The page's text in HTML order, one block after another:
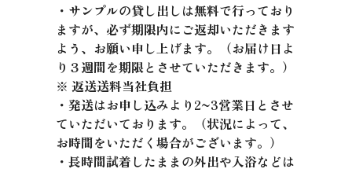
・サンプルの貸し出しは無料で行っており
ますが、必ず期限内にご返却いただきます
よう、お願い申し上げます。（お届け日よ
り３週間を期限とさせていただきます。）
※ 返送送料当社負担
・発送はお申し込みより2~3営業日とさせ
ていただいております。（状況によって、
お時間をいただく場合がございます。）
・長時間試着したままの外出や入浴などは